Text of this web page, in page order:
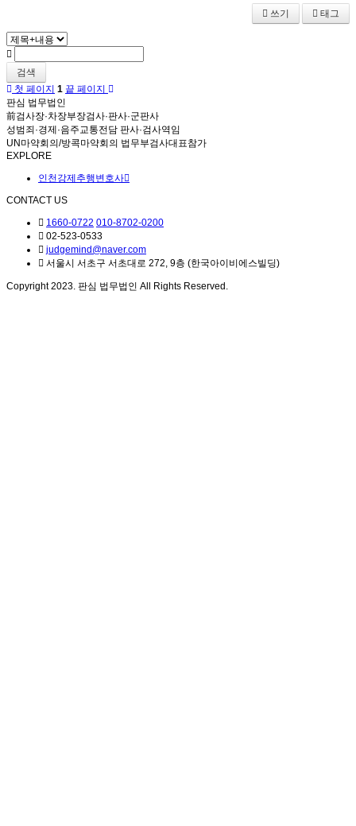
쓰기 태그
검색
첫 페이지 1 끝 페이지
판심 법무법인
前검사장·차장부장검사·판사·군판사
성범죄·경제·음주교통전담 판사·검사역임
UN마약회의/방콕마약회의 법무부검사대표참가
EXPLORE
인천강제추행변호사
CONTACT US
1660-0722 010-8702-0200
02-523-0533
judgemind@naver.com
서울시 서초구 서초대로 272, 9층 (한국아이비에스빌딩)
Copyright 2023. 판심 법무법인 All Rights Reserved.